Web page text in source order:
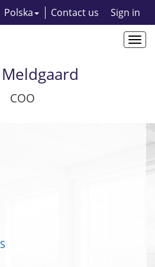
Polska Contact us Sign in
COO